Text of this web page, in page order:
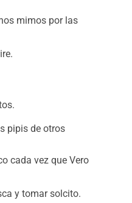
mimos por las
pipis de otros
cada vez que Vero
y tomar solcito.